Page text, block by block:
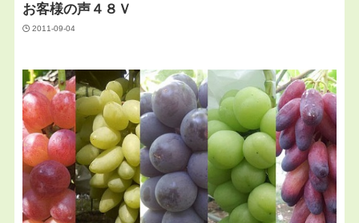
お客様の声４８Ｖ
2011-09-04